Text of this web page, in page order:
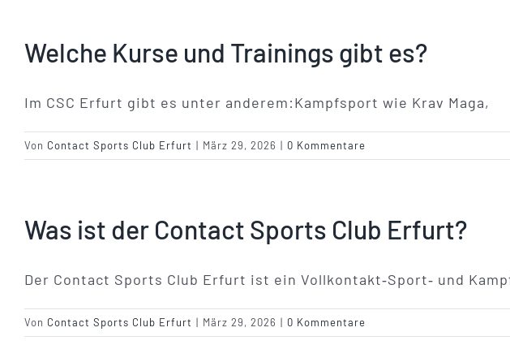
Welche Kurse und Trainings gibt es?
Im CSC Erfurt gibt es unter anderem:Kampfsport wie Krav Maga,
Von Contact Sports Club Erfurt | März 29, 2026 | 0 Kommentare
Was ist der Contact Sports Club Erfurt?
Der Contact Sports Club Erfurt ist ein Vollkontakt‑Sport‑ und
Von Contact Sports Club Erfurt | März 29, 2026 | 0 Kommentare